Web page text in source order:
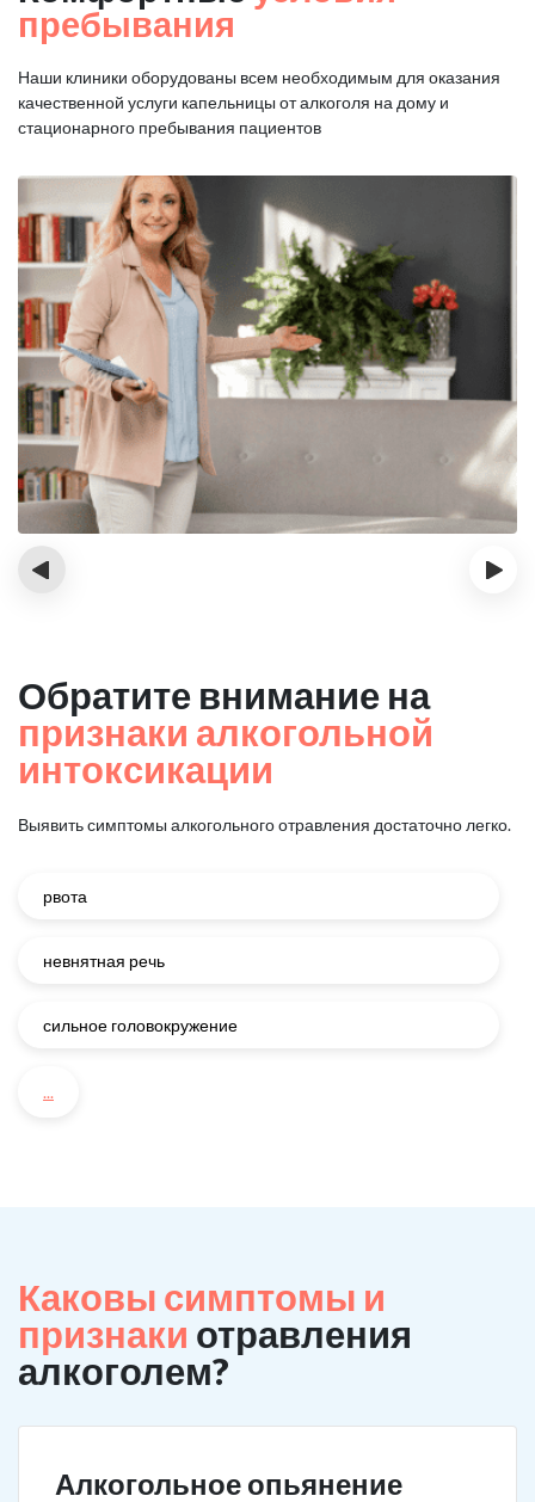
пребывания
Наши клиники оборудованы всем необходимым для оказания
качественной услуги капельницы от алкоголя на дому и
стационарного пребывания пациентов
‹ ›
Обратите внимание на
признаки алкогольной
интоксикации
Выявить симптомы алкогольного отравления достаточно легко.
рвота
невнятная речь
сильное головокружение
...
Каковы симптомы и
признаки отравления
алкоголем?
Алкогольное опьянение